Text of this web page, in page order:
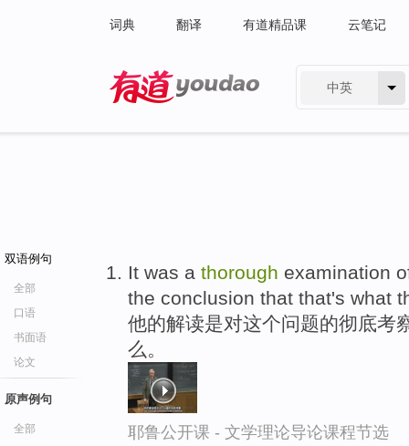
词典 翻译 有道精品课 云笔记
中英
双语例句
全部
口语
书面语
论文
原声例句
全部
It was a thorough examination
the conclusion that that's what
他的解读是对这个问题的彻底考
么。
耶鲁公开课 - 文学理论导论课程节选